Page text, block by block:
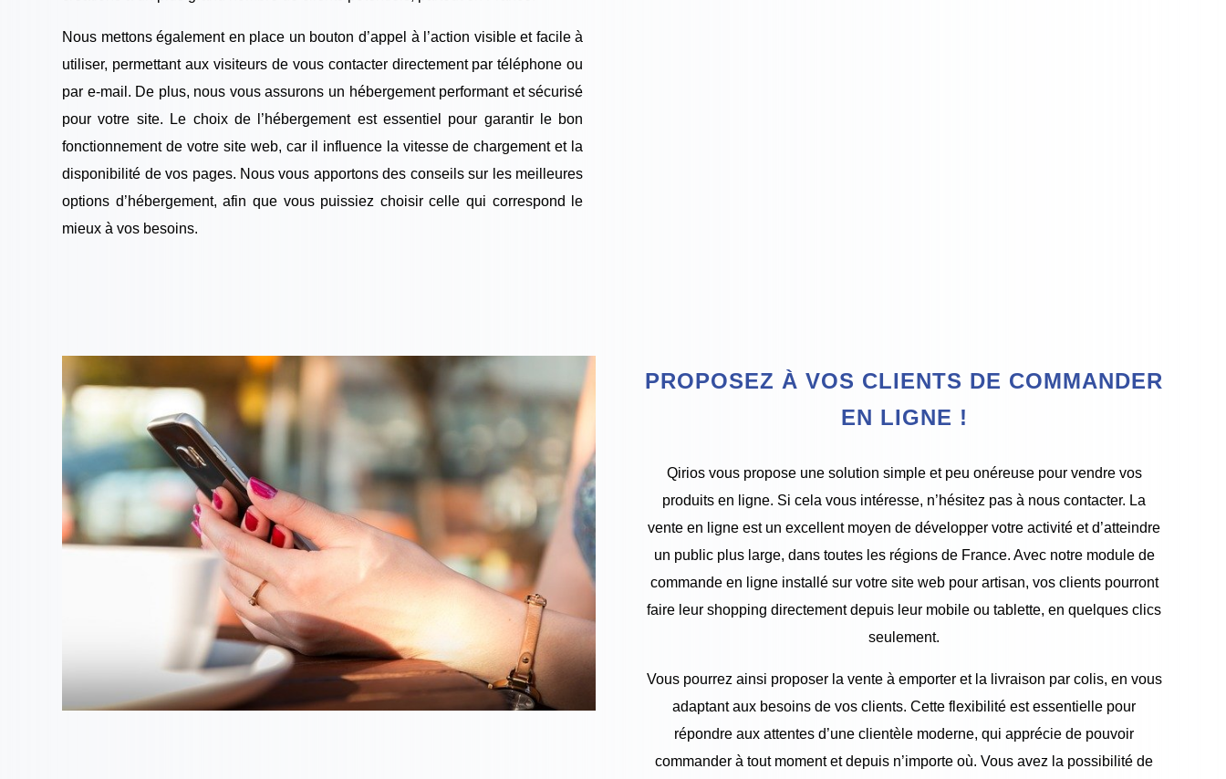
Nous mettons également en place un bouton d’appel à l’action visible et facile à
utiliser, permettant aux visiteurs de vous contacter directement par téléphone ou
par e-mail. De plus, nous vous assurons un hébergement performant et sécurisé
pour votre site. Le choix de l’hébergement est essentiel pour garantir le bon
fonctionnement de votre site web, car il influence la vitesse de chargement et la
disponibilité de vos pages. Nous vous apportons des conseils sur les meilleures
options d’hébergement, afin que vous puissiez choisir celle qui correspond le
mieux à vos besoins.
PROPOSEZ À VOS CLIENTS DE COMMANDER
EN LIGNE !
Qirios vous propose une solution simple et peu onéreuse pour vendre vos
produits en ligne. Si cela vous intéresse, n’hésitez pas à nous contacter. La
vente en ligne est un excellent moyen de développer votre activité et d’atteindre
un public plus large, dans toutes les régions de France. Avec notre module de
commande en ligne installé sur votre site web pour artisan, vos clients pourront
faire leur shopping directement depuis leur mobile ou tablette, en quelques clics
seulement.
Vous pourrez ainsi proposer la vente à emporter et la livraison par colis, en vous
adaptant aux besoins de vos clients. Cette flexibilité est essentielle pour
répondre aux attentes d’une clientèle moderne, qui apprécie de pouvoir
commander à tout moment et depuis n’importe où. Vous avez la possibilité de